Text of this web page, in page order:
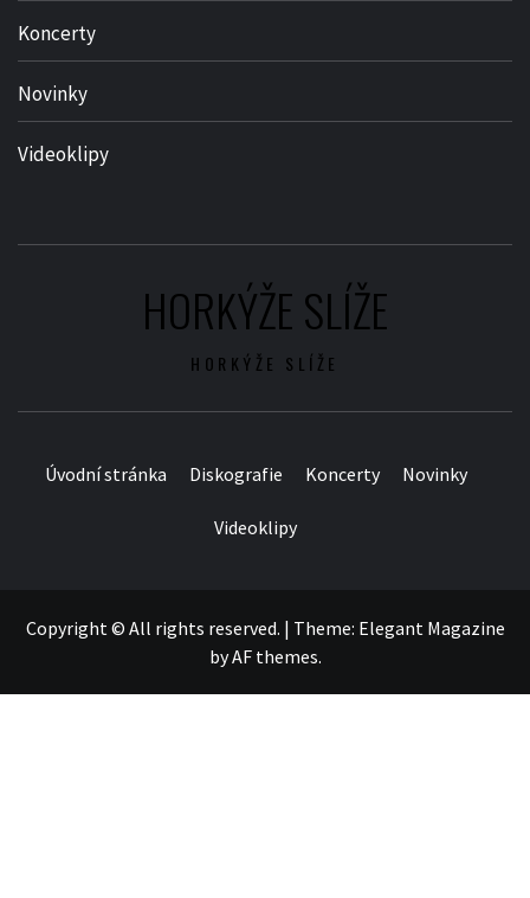
Koncerty
Novinky
Videoklipy
HORKÝŽE SLÍŽE
HORKÝŽE SLÍŽE
Úvodní stránka Diskografie Koncerty Novinky
Videoklipy
Copyright © All rights reserved. | Theme: Elegant Magazine
byAF themes.